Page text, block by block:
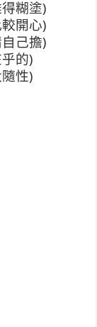
糊塗)
開心)
己擔)
的)
性)